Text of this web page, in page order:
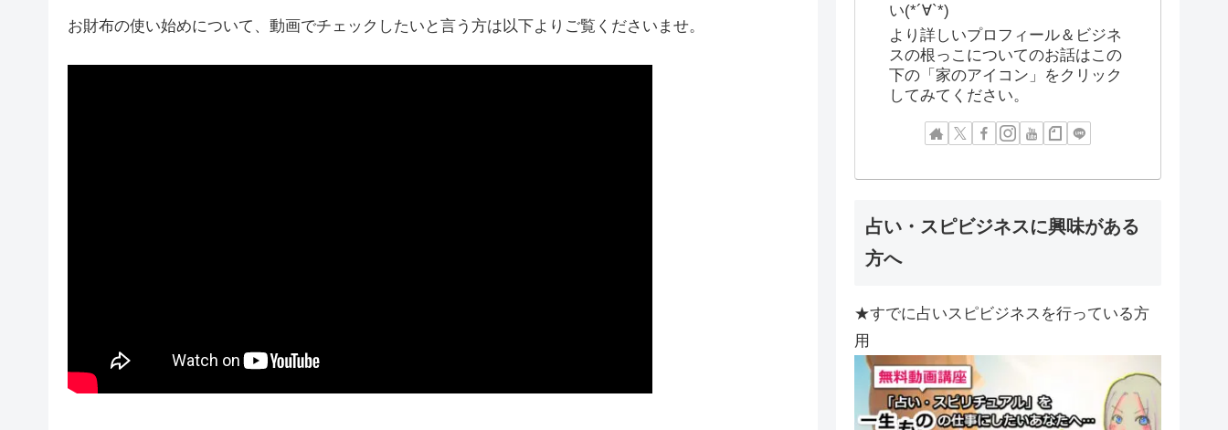
お財布の使い始めについて、動画でチェックしたいと言う方は以下よりご覧くださいませ。
い(*´∀`*)
より詳しいプロフィール＆ビジネ
スの根っこについてのお話はこの
下の「家のアイコン」をクリック
してみてください。
占い・スピビジネスに興味がある
方へ
★すでに占いスピビジネスを行っている方
用